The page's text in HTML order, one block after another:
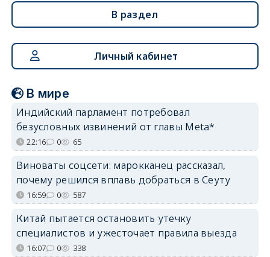
В раздел
Личный кабинет
В мире
Индийский парламент потребовал
безусловных извинений от главы Meta*
22:16 0 65
Виноваты соцсети: марокканец рассказал,
почему решился вплавь добраться в Сеуту
16:59 0 587
Китай пытается остановить утечку
специалистов и ужесточает правила выезда
16:07 0 338